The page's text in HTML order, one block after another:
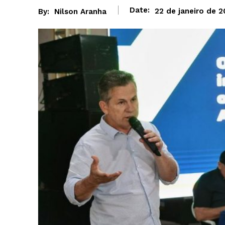
By: Nilson Aranha Date: 22 de janeiro de